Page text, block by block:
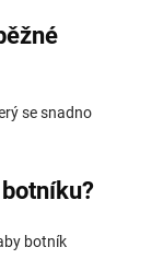
se snadno
botník